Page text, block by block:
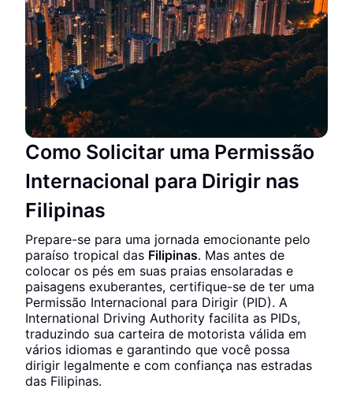
Como Solicitar uma Permissão
Internacional para Dirigir nas
Filipinas
Prepare-se para uma jornada emocionante pelo
paraíso tropical das Filipinas. Mas antes de
colocar os pés em suas praias ensolaradas e
paisagens exuberantes, certifique-se de ter uma
Permissão Internacional para Dirigir (PID). A
International Driving Authority facilita as PIDs,
traduzindo sua carteira de motorista válida em
vários idiomas e garantindo que você possa
dirigir legalmente e com confiança nas estradas
das Filipinas.